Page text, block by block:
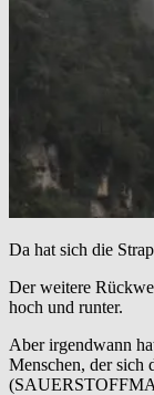
Da hat sich die
Der weitere
hoch und runter.
Aber irgendwann
Menschen, der sich